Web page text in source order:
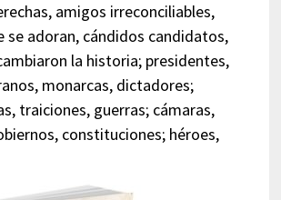
amigos irreconciliables,
se adoran, cándidos candidatos,
la historia; presidentes,
monarcas, dictadores;
traiciones, guerras; cámaras,
constituciones; héroes,